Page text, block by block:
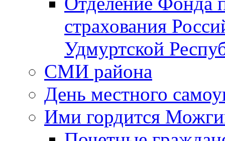
страхования
Удмуртской
СМИ района
День местного
Ими гордится